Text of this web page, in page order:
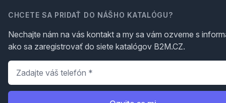
CHCETE SA PRIDAŤ DO NÁŠHO KATALÓGU?
Nechajte nám na vás kontakt a my sa vám ozveme s
ako sa zaregistrovať do siete katalógov B2M.CZ.
Telefón